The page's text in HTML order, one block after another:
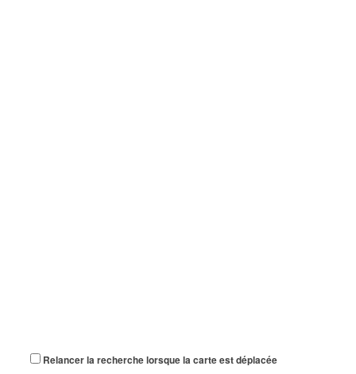
Relancer la recherche lorsque la carte est déplacée